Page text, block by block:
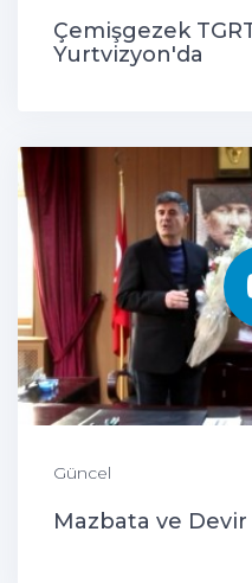
Çemişgezek
Yurtvizyon'da
Güncel
Mazbata ve